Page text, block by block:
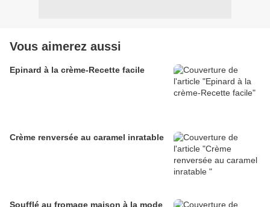
Vous aimerez aussi
Epinard à la crème-Recette facile
Crème renversée au caramel inratable
Soufflé au fromage maison à la mode